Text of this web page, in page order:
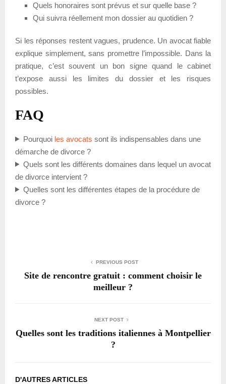
Quels honoraires sont prévus et sur quelle base ?
Qui suivra réellement mon dossier au quotidien ?
Si les réponses restent vagues, prudence. Un avocat fiable
explique simplement, sans promettre l’impossible. Dans la
pratique, c’est souvent un bon signe quand le cabinet
t’expose aussi les limites du dossier et les risques
possibles.
FAQ
Pourquoi les avocats sont ils indispensables dans une
démarche de divorce ?
Quels sont les différents domaines dans lequel un avocat
de divorce intervient ?
Quelles sont les différentes étapes de la procédure de
divorce ?
PREVIOUS POST
Site de rencontre gratuit : comment choisir le
meilleur ?
NEXT POST
Quelles sont les traditions italiennes à Montpellier
?
D'AUTRES ARTICLES